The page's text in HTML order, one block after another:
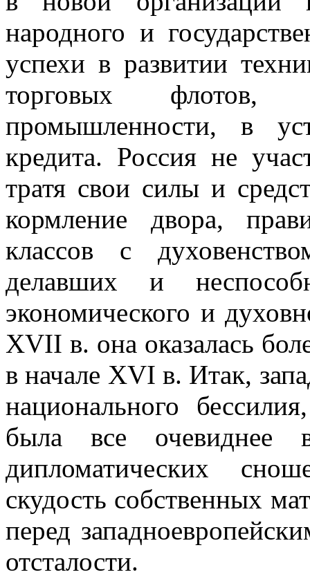
народного и
успехи в развитии
торговых флотов,
промышленности, в
кредита. Россия не
тратя свои силы и
кормление двора,
классов с
делавших и
экономического и
XVII в. она оказалась
в начале XVI в. Итак,
национального
была все очевиднее
дипломатических
скудость собственных
перед
отсталости.